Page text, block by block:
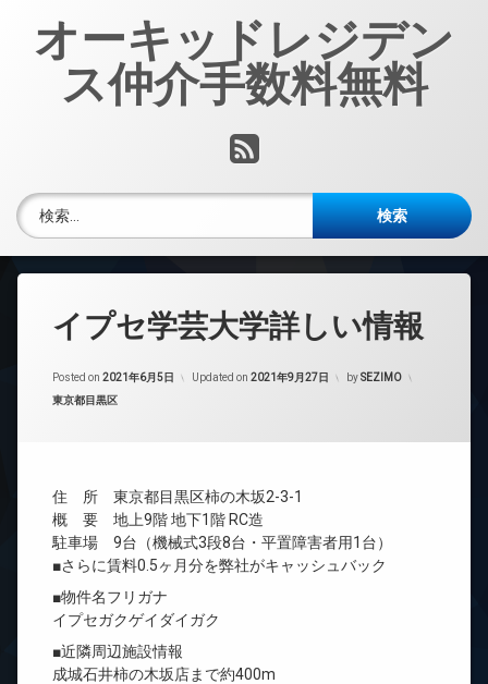
オーキッドレジデン
ス仲介手数料無料
RSS
検索:
イプセ学芸大学詳しい情報
Posted on 2021年6月5日 Updated on 2021年9月27日 bySEZIMO
カテゴリー:
東京都目黒区
住 所 東京都目黒区柿の木坂2-3-1
概 要 地上9階 地下1階 RC造
駐車場 9台（機械式3段8台・平置障害者用1台）
■さらに賃料0.5ヶ月分を弊社がキャッシュバック
■物件名フリガナ
イプセガクゲイダイガク
■近隣周辺施設情報
成城石井柿の木坂店まで約400m